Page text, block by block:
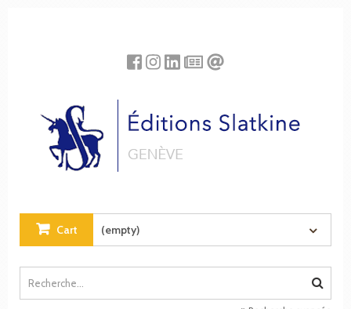
Cart (empty)